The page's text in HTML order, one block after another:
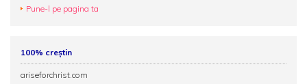
Pune-l pe pagina ta
100% creștin
ariseforchrist.com